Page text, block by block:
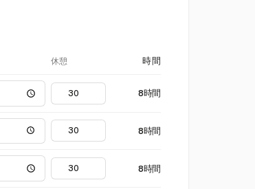
休憩 時間
8時間
8時間
8時間